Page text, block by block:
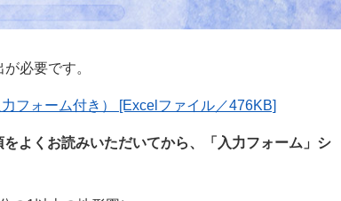
必要です。
フォーム付き） [Excelファイル／476KB]
よくお読みいただいてから、「入力フォーム」シ